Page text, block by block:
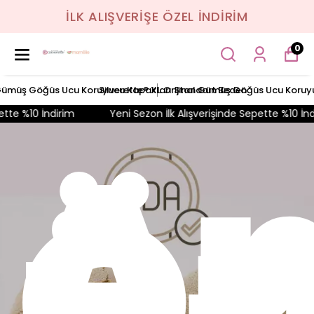
İLK ALIŞVERİŞE ÖZEL İNDİRİM
0
Göğüs Ucu Koruyucu Kapakları Standart Beden
Silverette® XL Orijinal Gümüş Göğüs Ucu
Yeni Sezon İlk Alışverişinde Sepette %10 İndirim